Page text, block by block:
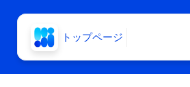
トップページ